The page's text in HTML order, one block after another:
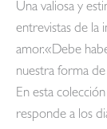
Una valiosa y
entrevistas de la
amor.«Debe
nuestra forma
En esta
responde a los